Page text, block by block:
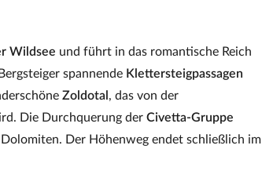
Wildsee und führt in das romantische Reich
spannende Klettersteigpassagen
Zoldotal , das von der
Die Durchquerung der Civetta‑Gruppe
Der Höhenweg endet schließlich im